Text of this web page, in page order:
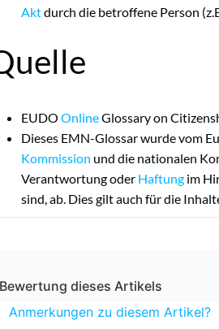
Aktdurch die betroffene Person
EUDO OnlineGlossary on
Dieses EMN-Glossar wurde vom
Kommission und die nationalen
Verantwortung oder Haftung im
sind, ab. Dies gilt auch für die
Bewertung dieses Artikels
Anmerkungen zu diesem Artikel?